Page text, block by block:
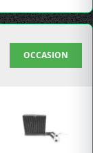
OCCASION